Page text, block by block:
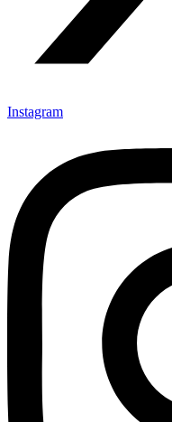
Instagram